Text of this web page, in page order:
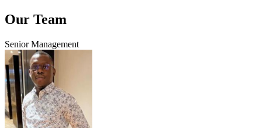
Our Team
Senior Management